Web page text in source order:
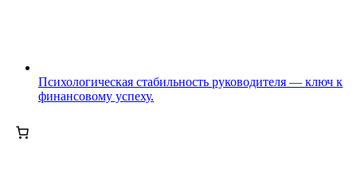
Психологическая стабильность руководителя — ключ к
финансовому успеху.